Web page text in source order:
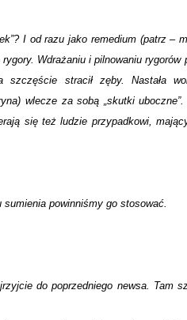
I od razu jako remedium (patrz –
Wdrażaniu i pilnowaniu
szczęście stracił zęby. Nastała
wlecze za sobą „skutki
się też ludzie przypadkowi,
powinniśmy go stosować.
do poprzedniego newsa. Tam